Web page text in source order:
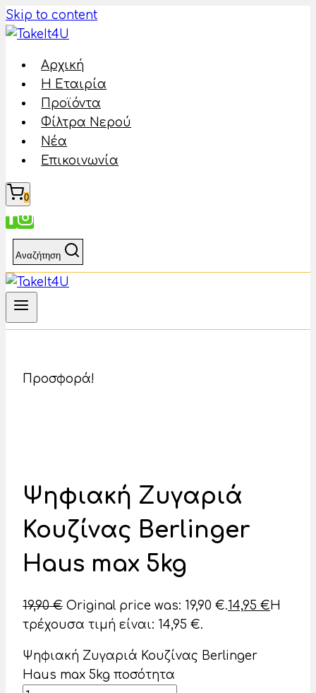
Skip to content
Αρχική
Η Εταιρία
Προϊόντα
Φίλτρα Νερού
Νέα
Επικοινωνία
0
Αναζήτηση
Προσφορά!
Ψηφιακή Ζυγαριά
Κουζίνας Berlinger
Haus max 5kg
19,90€ Original price was: 19,90 €.14,95 €Η
τρέχουσα τιμή είναι: 14,95 €.
Ψηφιακή Ζυγαριά Κουζίνας Berlinger
Haus max 5kg ποσότητα